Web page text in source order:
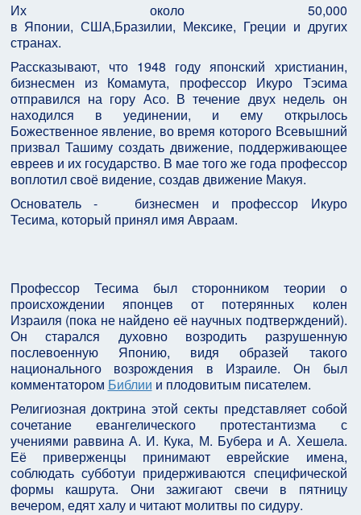
Их около 50,000
в Японии, США,Бразилии, Мексике, Греции и других
странах.
Рассказывают, что 1948 году японский христианин,
бизнесмен из Комамута, профессор Икуро Тэсима
отправился на гору Асо. В течение двух недель он
находился в уединении, и ему открылось
Божественное явление, во время которого Всевышний
призвал Ташиму создать движение, поддерживающее
евреев и их государство. В мае того же года профессор
воплотил своё видение, создав движение Макуя.
Основатель - бизнесмен и профессор Икуро
Тесима, который принял имя Авраам.
Профессор Тесима был сторонником теории о
происхождении японцев от потерянных колен
Израиля (пока не найдено её научных подтверждений).
Он старался духовно возродить разрушенную
послевоенную Японию, видя образей такого
национального возрождения в Израиле. Он был
комментатором Библии и плодовитым писателем.
Религиозная доктрина этой секты представляет собой
сочетание евангелического протестантизма с
учениями раввина А. И. Кука, М. Бубера и А. Хешела.
Её приверженцы принимают еврейские имена,
соблюдать субботуи придерживаются специфической
формы кашрута. Они зажигают свечи в пятницу
вечером, едят халу и читают молитвы по сидуру.